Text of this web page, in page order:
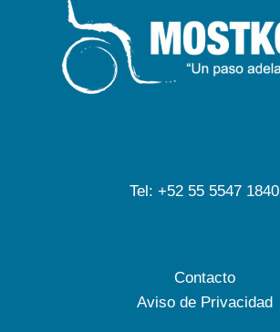
Tel: +52 55 5547 1840
Contacto
Aviso de Privacidad